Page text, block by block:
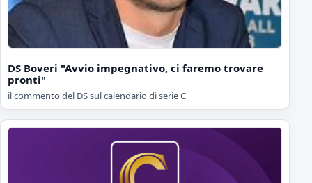
DS Boveri "Avvio impegnativo, ci faremo trovare
pronti"
il commento del DS sul calendario di serie C